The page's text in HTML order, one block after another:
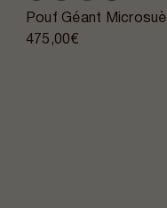
Pouf Géant
475,00€